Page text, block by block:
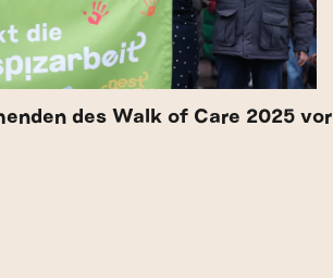
des Walk of Care 2025 vor